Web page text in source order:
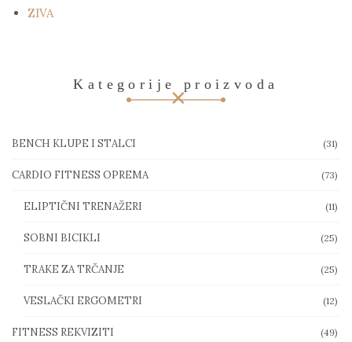
ZIVA
Kategorije proizvoda
BENCH KLUPE I STALCI (31)
CARDIO FITNESS OPREMA (73)
ELIPTIČNI TRENAŽERI (11)
SOBNI BICIKLI (25)
TRAKE ZA TRČANJE (25)
VESLAČKI ERGOMETRI (12)
FITNESS REKVIZITI (49)